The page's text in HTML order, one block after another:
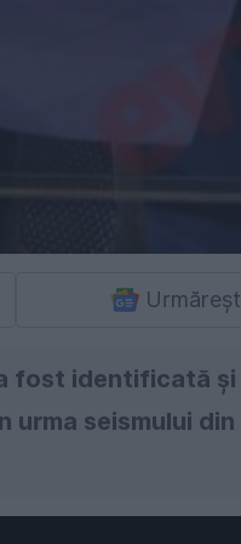
fost identificată și
seismului